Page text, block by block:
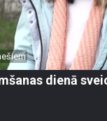
dienā